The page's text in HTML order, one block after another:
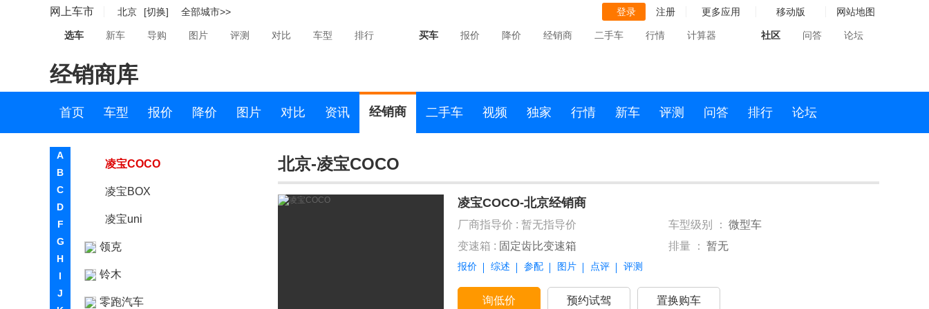
网上车市 北京 [切换] 全部城市>> 登录 注册 更多应用 移动版 网站地图
选车 新车 导购 图片 评测 对比 车型 排行 买车 报价 降价 经销商 二手车 行情 计算器 社区 问答 论坛
经销商库
首页 车型 报价 降价 图片 对比 资讯 经销商 二手车 视频 独家 行情 新车 评测 问答 排行 论坛
A
B
C
D
F
G
H
I
J
力帆
凌宝汽车
吉麦新能源
凌宝COCO
凌宝BOX
凌宝uni
领克
铃木
零跑汽车
北京-凌宝COCO
凌宝COCO-北京经销商
厂商指导价 : 暂无指导价 车型级别 ： 微型车
变速箱 : 固定齿比变速箱 排量 ： 暂无
报价 综述 参配 图片 点评 评测
询低价 预约试驾 置换购车